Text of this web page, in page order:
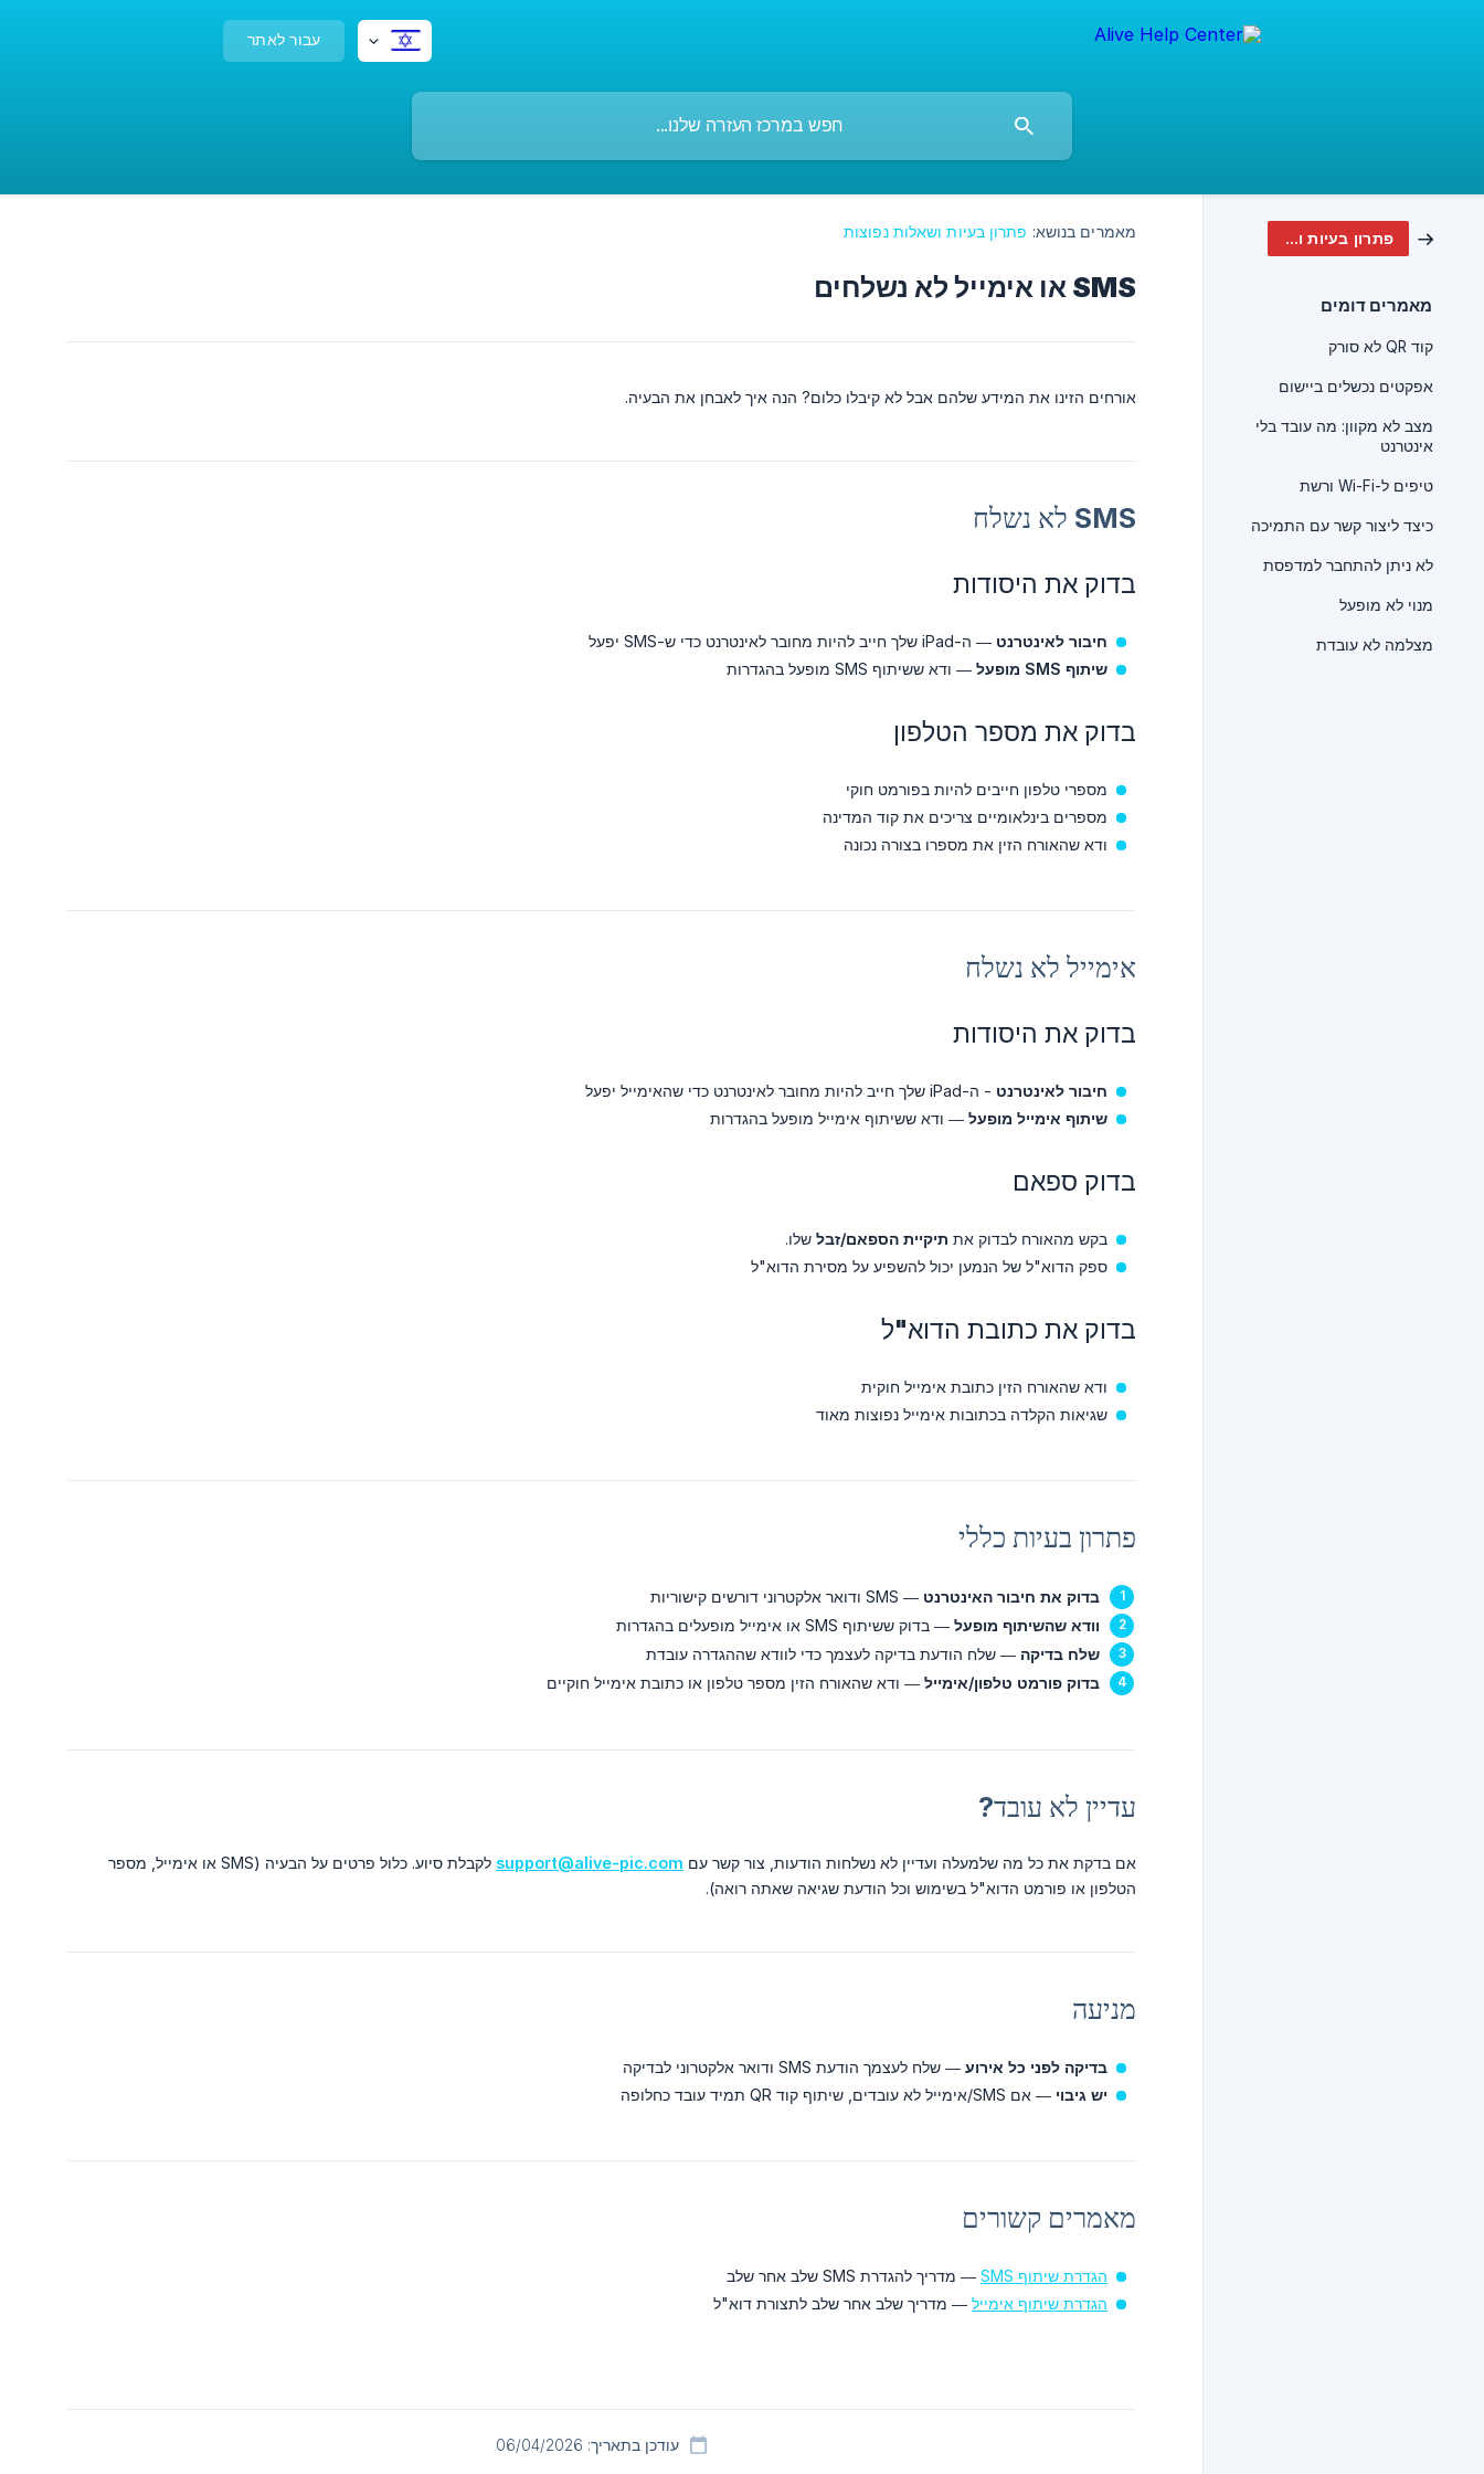
עבור לאתר
פתרון בעיות ושאלות נפוצות
מאמרים דומים
קוד QR לא סורק
אפקטים נכשלים ביישום
מצב לא מקוון: מה עובד בלי
אינטרנט
טיפים ל-Wi-Fi ורשת
כיצד ליצור קשר עם התמיכה
לא ניתן להתחבר למדפסת
מנוי לא מופעל
מצלמה לא עובדת
מאמרים בנושא: פתרון בעיות ושאלות נפוצות
SMS או אימייל לא נשלחים
אורחים הזינו את המידע שלהם אבל לא קיבלו כלום? הנה איך לאבחן את הבעיה.
SMS לא נשלח
בדוק את היסודות
חיבור לאינטרנט — ה-iPad שלך חייב להיות מחובר לאינטרנט כדי ש-SMS יפעל
שיתוף SMS מופעל
— ודא ששיתוף SMS מופעל בהגדרות
בדוק את מספר הטלפון
מספרי טלפון חייבים להיות בפורמט חוקי
מספרים בינלאומיים צריכים את קוד המדינה
ודא שהאורח הזין את מספרו בצורה נכונה
אימייל לא נשלח
בדוק את היסודות
חיבור לאינטרנט - ה-iPad שלך חייב להיות מחובר לאינטרנט כדי שהאימייל יפעל
שיתוף אימייל מופעל — ודא ששיתוף אימייל מופעל בהגדרות
בדוק ספאם
בקש מהאורח לבדוק את תיקיית הספאם/זבל שלו.
ספק הדוא"ל של הנמען יכול להשפיע על מסירת הדוא"ל
בדוק את כתובת הדוא"ל
ודא שהאורח הזין כתובת אימייל חוקית
שגיאות הקלדה בכתובות אימייל נפוצות מאוד
פתרון בעיות כללי
בדוק את חיבור האינטרנט — SMS ודואר אלקטרוני דורשים קישוריות
וודא שהשיתוף מופעל — בדוק ששיתוף SMS או אימייל מופעלים בהגדרות
שלח בדיקה — שלח הודעת בדיקה לעצמך כדי לוודא שההגדרה עובדת
בדוק פורמט טלפון/אימייל — ודא שהאורח הזין מספר טלפון או כתובת אימייל חוקיים
עדיין לא עובד?
אם בדקת את כל מה שלמעלה ועדיין לא נשלחות הודעות, צור קשר עם support@alive-pic.com
לקבלת סיוע. כלול פרטים על הבעיה (SMS או אימייל, מספר
הטלפון או פורמט הדוא"ל בשימוש וכל הודעת שגיאה שאתה רואה).
מניעה
בדיקה לפני כל אירוע — שלח לעצמך הודעת SMS ודואר אלקטרוני לבדיקה
יש גיבוי — אם SMS/אימייל לא עובדים, שיתוף קוד QR תמיד עובד כחלופה
מאמרים קשורים
הגדרת שיתוף SMS
— מדריך להגדרת SMS שלב אחר שלב
הגדרת שיתוף אימייל — מדריך שלב אחר שלב לתצורת דוא"ל
עודכן בתאריך: 06/04/2026